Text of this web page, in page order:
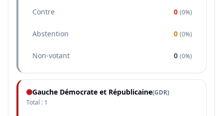
Contre 0 (0%)
Abstention 0 (0%)
Non-votant 0 (0%)
Gauche Démocrate et Républicaine(GDR)
Total : 1